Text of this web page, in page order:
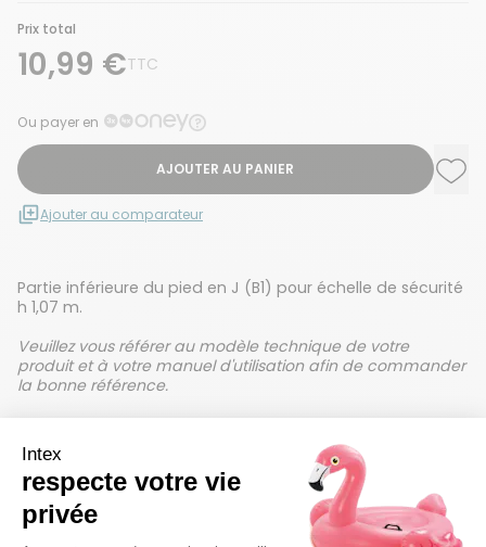
Prix total
10,99 €TTC
Ou payer en
AJOUTER AU PANIER
Ajouter au comparateur
Partie inférieure du pied en J (B1) pour échelle de sécurité
h 1,07 m.
Veuillez vous référer au modèle technique de votre
produit et à votre manuel d'utilisation afin de commander
la bonne référence.
Détails techniques